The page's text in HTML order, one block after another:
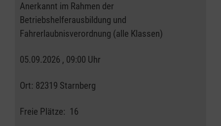
Anerkannt im Rahmen der
Betriebshelferausbildung und
Fahrerlaubnisverordnung (alle Klassen)
05.09.2026 , 09:00 Uhr
Ort: 82319 Starnberg
Freie Plätze: 16